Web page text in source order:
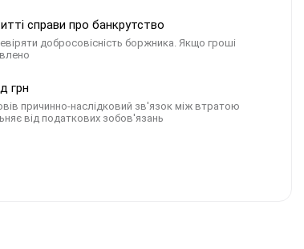
справи про банкрутство
добросовісність боржника. Якщо гроші
грн
причинно-наслідковий зв'язок між втратою
від податкових зобов'язань